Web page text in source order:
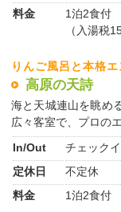
料金
1泊2食付
（入湯税
りんご風呂と本格
高原の天詩
海と天城連山を眺め
広々客室で、プロの
In/Out
チェック
定休日
不定休
料金
1泊2食付